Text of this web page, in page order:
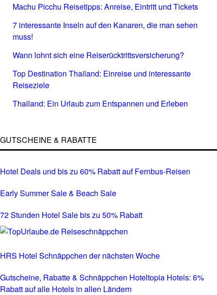
Machu Picchu Reisetipps: Anreise, Eintritt und Tickets
7 interessante Inseln auf den Kanaren, die man sehen
muss!
Wann lohnt sich eine Reiserücktrittsversicherung?
Top Destination Thailand: Einreise und interessante
Reiseziele
Thailand: Ein Urlaub zum Entspannen und Erleben
GUTSCHEINE & RABATTE
Hotel Deals und bis zu 60% Rabatt auf Fernbus-Reisen
Early Summer Sale & Beach Sale
72 Stunden Hotel Sale bis zu 50% Rabatt
HRS Hotel Schnäppchen der nächsten Woche
Gutscheine, Rabatte & Schnäppchen Hoteltopia Hotels: 6%
Rabatt auf alle Hotels in allen Ländern